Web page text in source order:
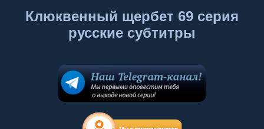
Клюквенный щербет 69 серия
русские субтитры